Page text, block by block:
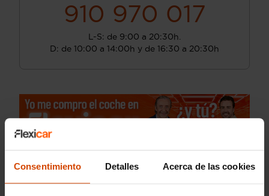
Consentimiento Detalles Acerca de las cookies
910 970 017
L-S: de 9:00 a 20:30h.
D: de 10:00 a 14:00h y de 16:30 a 20:30h